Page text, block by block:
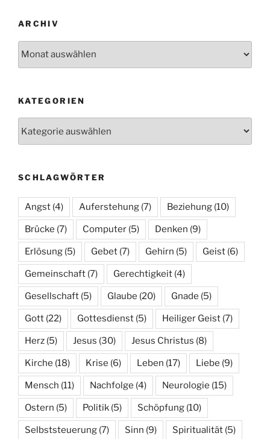
ARCHIV
KATEGORIEN
SCHLAGWÖRTER
Angst (4) Auferstehung (7) Beziehung (10)
Brücke (7) Computer (5) Denken (9)
Erlösung (5) Gebet (7) Gehirn (5) Geist (6)
Gemeinschaft (7) Gerechtigkeit (4)
Gesellschaft (5) Glaube (20) Gnade (5)
Gott (22) Gottesdienst (5) Heiliger Geist (7)
Herz (5) Jesus (30) Jesus Christus (8)
Kirche (18) Krise (6) Leben (17) Liebe (9)
Mensch (11) Nachfolge (4) Neurologie (15)
Ostern (5) Politik (5) Schöpfung (10)
Selbststeuerung (7) Sinn (9) Spiritualität (5)